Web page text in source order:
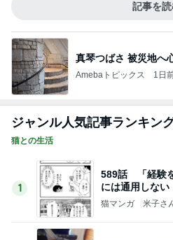
記事を
真琴つばさ 被災地へ
Amebaトピックス 1日
ジャンル人気記事ランキン
猫との生活
1
589話 「経験
には通用しない
猫マンガ 米子さ